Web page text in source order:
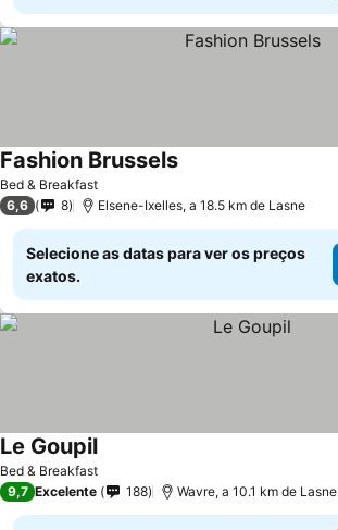
Bed & Breakfast
Fashion Brussels
6,6 8 Elsene-Ixelles, a 18.5 km de Lasne
Selecione as datas para ver os preços
exatos.
Bed & Breakfast
Le Goupil
9,7 Excelente 188 Wavre, a 10.1 km de Lasne